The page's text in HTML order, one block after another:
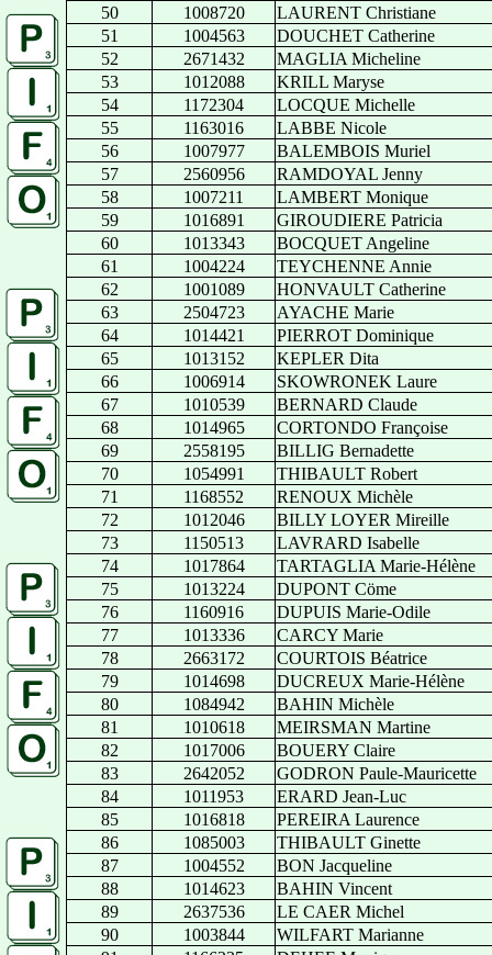
50
1008720
LAURENT Christiane
51
1004563
DOUCHET Catherine
52
2671432
MAGLIA Micheline
53
1012088
KRILL Maryse
54
1172304
LOCQUE Michelle
55
1163016
LABBE Nicole
56
1007977
BALEMBOIS Muriel
57
2560956
RAMDOYAL Jenny
58
1007211
LAMBERT Monique
59
1016891
GIROUDIERE Patricia
60
1013343
BOCQUET Angeline
61
1004224
TEYCHENNE Annie
62
1001089
HONVAULT Catherine
63
2504723
AYACHE Marie
64
1014421
PIERROT Dominique
65
1013152
KEPLER Dita
66
1006914
SKOWRONEK Laure
67
1010539
BERNARD Claude
68
1014965
CORTONDO Françoise
69
2558195
BILLIG Bernadette
70
1054991
THIBAULT Robert
71
1168552
RENOUX Michèle
72
1012046
BILLY LOYER Mireille
73
1150513
LAVRARD Isabelle
74
1017864
TARTAGLIA Marie-Hélène
75
1013224
DUPONT Cöme
76
1160916
DUPUIS Marie-Odile
77
1013336
CARCY Marie
78
2663172
COURTOIS Béatrice
79
1014698
DUCREUX Marie-Hélène
80
1084942
BAHIN Michèle
81
1010618
MEIRSMAN Martine
82
1017006
BOUERY Claire
83
2642052
GODRON Paule-Mauricette
84
1011953
ERARD Jean-Luc
85
1016818
PEREIRA Laurence
86
1085003
THIBAULT Ginette
87
1004552
BON Jacqueline
88
1014623
BAHIN Vincent
89
2637536
LE CAER Michel
90
1003844
WILFART Marianne